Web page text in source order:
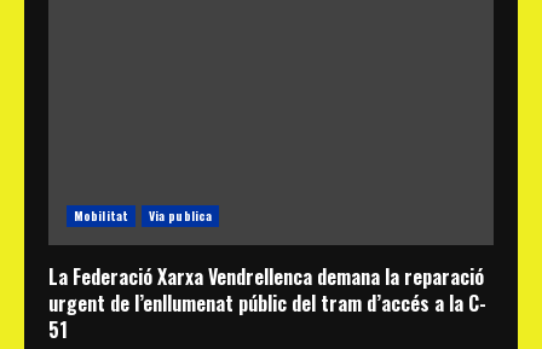
Mobilitat Via publica
La Federació Xarxa Vendrellenca demana la reparació
urgent de l’enllumenat públic del tram d’accés a la C-
51